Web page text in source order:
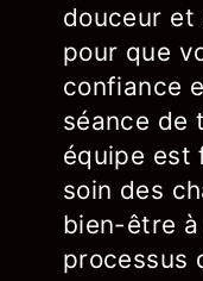
douceur et
pour que
confiance
séance de
équipe est
soin des
bien-être
processus